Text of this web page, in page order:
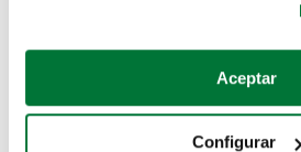
Si lo permite, también quisiéramos:
Recopilar información sobre
Aceptar
Configurar